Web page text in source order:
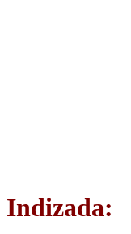
Indizada: